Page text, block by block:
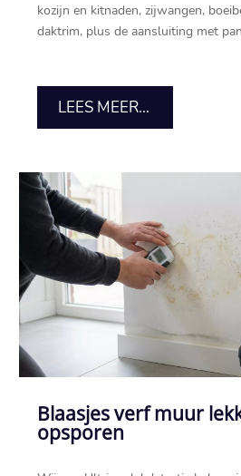
kozijn en kitnaden, zijwangen,
daktrim, plus de aansluiting met
LEES MEER...
Blaasjes verf muur
opsporen